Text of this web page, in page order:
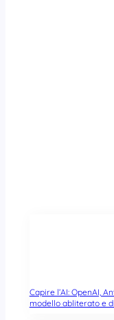
Capire l’AI: OpenAI,
modello abliterato e